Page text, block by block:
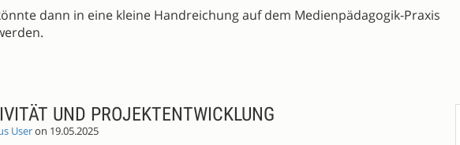
dann in eine kleine Handreichung auf dem Medienpädagogik-Praxis
UND PROJEKTENTWICKLUNG
Useron 19.05.2025